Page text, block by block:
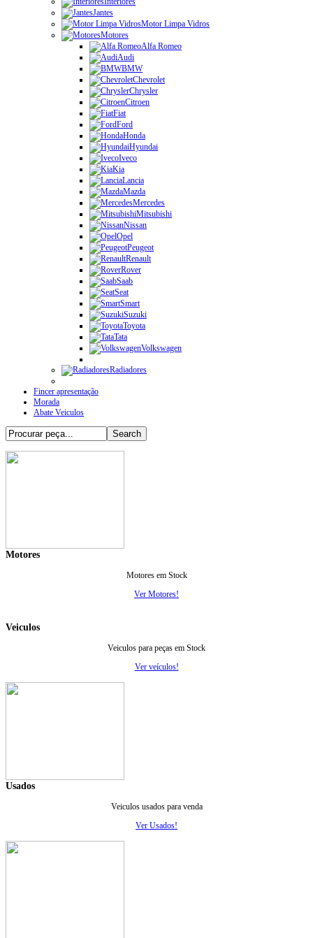
Jantes
Motor Limpa Vidros
Motores
Alfa Romeo
Audi
BMW
Chevrolet
Chrysler
Citroen
Fiat
Ford
Honda
Hyundai
Iveco
Kia
Lancia
Mazda
Mercedes
Mitsubishi
Nissan
Opel
Peugeot
Renault
Rover
Saab
Seat
Smart
Suzuki
Toyota
Tata
Volkswagen
Radiadores
Fincer apresentação
Morada
Abate Veiculos
Motores
Motores em Stock
Ver Motores!
Veiculos
Veiculos para peças em Stock
Ver veículos!
Usados
Veiculos usados para venda
Ver Usados!